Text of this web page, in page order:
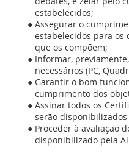
estabelecidos;
Assegurar o
estabelecidos para os
que os compõem;
Informar,
necessários (PC,
Garantir o bom
cumprimento dos
Assinar todos os
serão
Proceder à avaliação
disponibilizado pela